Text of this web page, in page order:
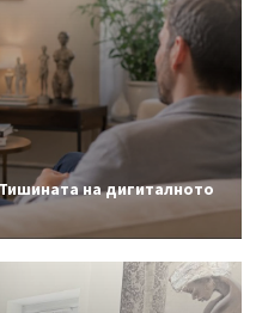
на дигиталното